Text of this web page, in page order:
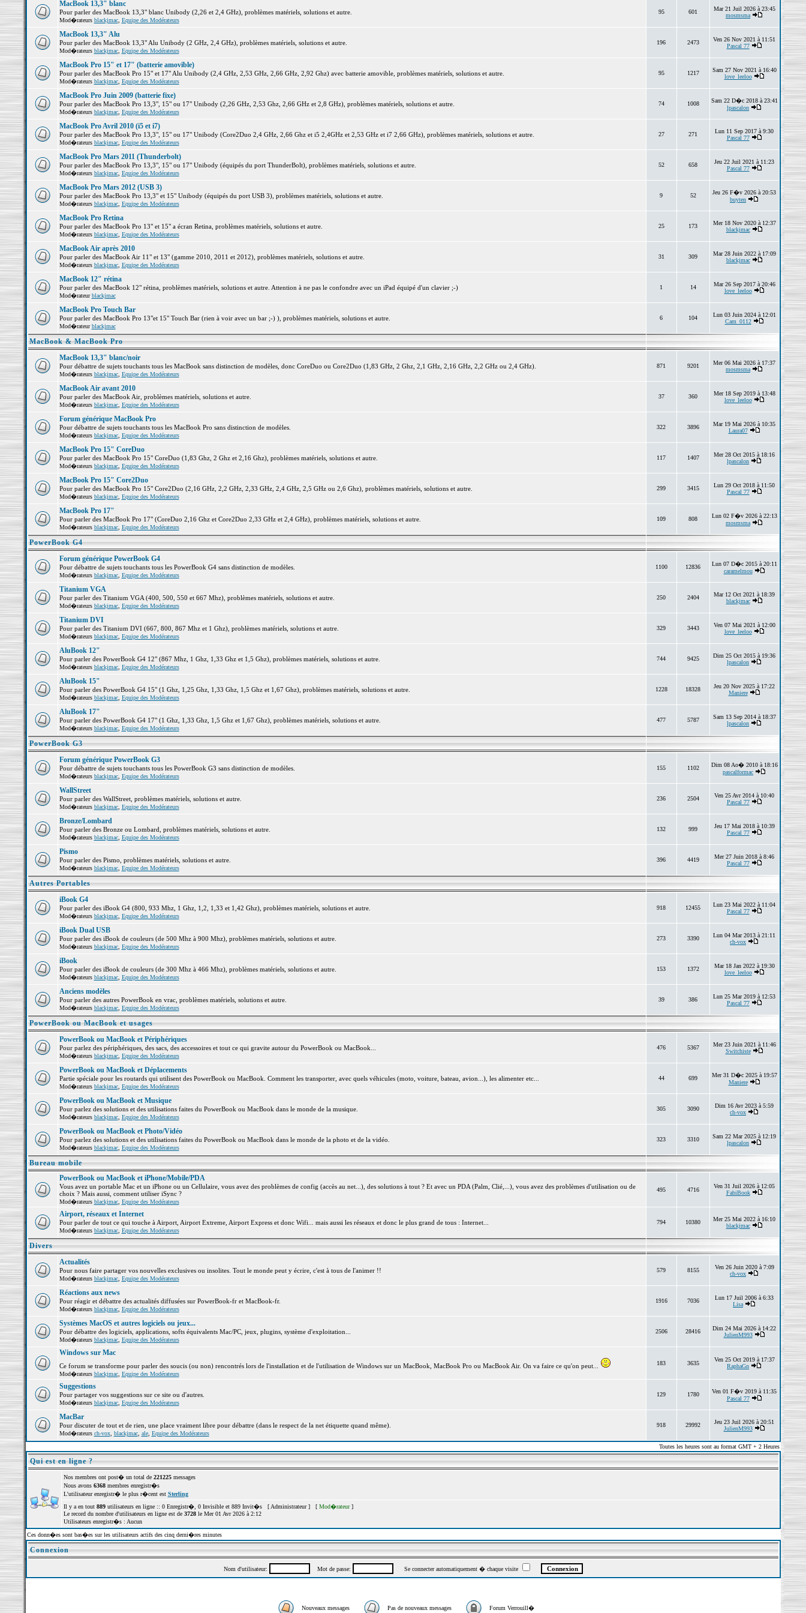
MacBook 13,3" blanc
Pour parler des MacBook 13,3" blanc Unibody (2,26 et 2,4 GHz), problèmes matériels, solutions et autre.
Mod�rateurs blackjmac, Equipe des Modérateurs
95 601
Mar 21 Juil 2026 à 23:45
mosmsma
MacBook 13,3" Alu
Pour parler des MacBook 13,3" Alu Unibody (2 GHz, 2,4 GHz), problèmes matériels, solutions et autre.
Mod�rateurs blackjmac, Equipe des Modérateurs
196 2473
Ven 26 Nov 2021 à 11:51
Pascal 77
MacBook Pro 15" et 17" (batterie amovible)
Pour parler des MacBook Pro 15" et 17" Alu Unibody (2,4 GHz, 2,53 GHz, 2,66 GHz, 2,92 Ghz) avec batterie amovible, problèmes matériels, solutions et autre.
Mod�rateurs blackjmac, Equipe des Modérateurs
95 1217
Sam 27 Nov 2021 à 16:40
love_leeloo
MacBook Pro Juin 2009 (batterie fixe)
Pour parler des MacBook Pro 13,3", 15" ou 17" Unibody (2,26 GHz, 2,53 Ghz, 2,66 GHz et 2,8 GHz), problèmes matériels, solutions et autre.
Mod�rateurs blackjmac, Equipe des Modérateurs
74 1008
Sam 22 D�c 2018 à 23:41
lpascalon
MacBook Pro Avril 2010 (i5 et i7)
Pour parler des MacBook Pro 13,3", 15" ou 17" Unibody (Core2Duo 2,4 GHz, 2,66 Ghz et i5 2,4GHz et 2,53 GHz et i7 2,66 GHz), problèmes matériels, solutions et autre.
Mod�rateurs blackjmac, Equipe des Modérateurs
27 271
Lun 11 Sep 2017 à 9:30
Pascal 77
MacBook Pro Mars 2011 (Thunderbolt)
Pour parler des MacBook Pro 13,3", 15" ou 17" Unibody (équipés du port ThunderBolt), problèmes matériels, solutions et autre.
Mod�rateurs blackjmac, Equipe des Modérateurs
52 658
Jeu 22 Juil 2021 à 11:23
Pascal 77
MacBook Pro Mars 2012 (USB 3)
Pour parler des MacBook Pro 13,3" et 15" Unibody (équipés du port USB 3), problèmes matériels, solutions et autre.
Mod�rateurs blackjmac, Equipe des Modérateurs
9 52
Jeu 26 F�v 2026 à 20:53
buyten
MacBook Pro Retina
Pour parler des MacBook Pro 13" et 15" a écran Retina, problèmes matériels, solutions et autre.
Mod�rateurs blackjmac, Equipe des Modérateurs
25 173
Mer 18 Nov 2020 à 12:37
blackjmac
MacBook Air après 2010
Pour parler des MacBook Air 11" et 13" (gamme 2010, 2011 et 2012), problèmes matériels, solutions et autre.
Mod�rateurs blackjmac, Equipe des Modérateurs
31 309
Mar 28 Juin 2022 à 17:09
blackjmac
MacBook 12" rétina
Pour parler des MacBook 12" rétina, problèmes matériels, solutions et autre. Attention à ne pas le confondre avec un iPad équipé d'un clavier ;-)
Mod�rateurblackjmac
1 14
Mar 26 Sep 2017 à 20:46
love_leeloo
MacBook Pro Touch Bar
Pour parler des MacBook Pro 13"et 15" Touch Bar (rien à voir avec un bar ;-) ), problèmes matériels, solutions et autre.
Mod�rateurblackjmac
6 104
Lun 03 Juin 2024 à 12:01
Cam_0112
MacBook & MacBook Pro
MacBook 13,3" blanc/noir
Pour débattre de sujets touchants tous les MacBook sans distinction de modèles, donc CoreDuo ou Core2Duo (1,83 GHz, 2 Ghz, 2,1 GHz, 2,16 GHz, 2,2 GHz ou 2,4 GHz).
Mod�rateurs blackjmac, Equipe des Modérateurs
871 9201
Mer 06 Mai 2026 à 17:37
mosmsma
MacBook Air avant 2010
Pour parler des MacBook Air, problèmes matériels, solutions et autre.
Mod�rateurs blackjmac, Equipe des Modérateurs
37 360
Mer 18 Sep 2019 à 13:48
love_leeloo
Forum générique MacBook Pro
Pour débattre de sujets touchants tous les MacBook Pro sans distinction de modèles.
Mod�rateurs blackjmac, Equipe des Modérateurs
322 3896
Mar 19 Mai 2026 à 10:35
Laura07
MacBook Pro 15" CoreDuo
Pour parler des MacBook Pro 15" CoreDuo (1,83 Ghz, 2 Ghz et 2,16 Ghz), problèmes matériels, solutions et autre.
Mod�rateurs blackjmac, Equipe des Modérateurs
117 1407
Mer 28 Oct 2015 à 18:16
lpascalon
MacBook Pro 15" Core2Duo
Pour parler des MacBook Pro 15" Core2Duo (2,16 GHz, 2,2 GHz, 2,33 GHz, 2,4 GHz, 2,5 GHz ou 2,6 Ghz), problèmes matériels, solutions et autre.
Mod�rateurs blackjmac, Equipe des Modérateurs
299 3415
Lun 29 Oct 2018 à 11:50
Pascal 77
MacBook Pro 17"
Pour parler des MacBook Pro 17" (CoreDuo 2,16 Ghz et Core2Duo 2,33 GHz et 2,4 GHz), problèmes matériels, solutions et autre.
Mod�rateurs blackjmac, Equipe des Modérateurs
109 808
Lun 02 F�v 2026 à 22:13
mosmsma
PowerBook G4
Forum générique PowerBook G4
Pour débattre de sujets touchants tous les PowerBook G4 sans distinction de modèles.
Mod�rateurs blackjmac, Equipe des Modérateurs
1100 12836
Lun 07 D�c 2015 à 20:11
caramelmou
Titanium VGA
Pour parler des Titanium VGA (400, 500, 550 et 667 Mhz), problèmes matériels, solutions et autre.
Mod�rateurs blackjmac, Equipe des Modérateurs
250 2404
Mar 12 Oct 2021 à 18:39
blackjmac
Titanium DVI
Pour parler des Titanium DVI (667, 800, 867 Mhz et 1 Ghz), problèmes matériels, solutions et autre.
Mod�rateurs blackjmac, Equipe des Modérateurs
329 3443
Ven 07 Mai 2021 à 12:00
love_leeloo
AluBook 12"
Pour parler des PowerBook G4 12" (867 Mhz, 1 Ghz, 1,33 Ghz et 1,5 Ghz), problèmes matériels, solutions et autre.
Mod�rateurs blackjmac, Equipe des Modérateurs
744 9425
Dim 25 Oct 2015 à 19:36
lpascalon
AluBook 15"
Pour parler des PowerBook G4 15" (1 Ghz, 1,25 Ghz, 1,33 Ghz, 1,5 Ghz et 1,67 Ghz), problèmes matériels, solutions et autre.
Mod�rateurs blackjmac, Equipe des Modérateurs
1228 18328
Jeu 20 Nov 2025 à 17:22
Maniere
AluBook 17"
Pour parler des PowerBook G4 17" (1 Ghz, 1,33 Ghz, 1,5 Ghz et 1,67 Ghz), problèmes matériels, solutions et autre.
Mod�rateurs blackjmac, Equipe des Modérateurs
477 5787
Sam 13 Sep 2014 à 18:37
lpascalon
PowerBook G3
Forum générique PowerBook G3
Pour débattre de sujets touchants tous les PowerBook G3 sans distinction de modèles.
Mod�rateurs blackjmac, Equipe des Modérateurs
155 1102
Dim 08 Ao� 2010 à 18:16
pascalformac
WallStreet
Pour parler des WallStreet, problèmes matériels, solutions et autre.
Mod�rateurs blackjmac, Equipe des Modérateurs
236 2504
Ven 25 Avr 2014 à 10:40
Pascal 77
Bronze/Lombard
Pour parler des Bronze ou Lombard, problèmes matériels, solutions et autre.
Mod�rateurs blackjmac, Equipe des Modérateurs
132 999
Jeu 17 Mai 2018 à 10:39
Pascal 77
Pismo
Pour parler des Pismo, problèmes matériels, solutions et autre.
Mod�rateurs blackjmac, Equipe des Modérateurs
396 4419
Mer 27 Juin 2018 à 8:46
Pascal 77
Autres Portables
iBook G4
Pour parler des iBook G4 (800, 933 Mhz, 1 Ghz, 1,2, 1,33 et 1,42 Ghz), problèmes matériels, solutions et autre.
Mod�rateurs blackjmac, Equipe des Modérateurs
918 12455
Lun 23 Mai 2022 à 11:04
Pascal 77
iBook Dual USB
Pour parler des iBook de couleurs (de 500 Mhz à 900 Mhz), problèmes matériels, solutions et autre.
Mod�rateurs blackjmac, Equipe des Modérateurs
273 3390
Lun 04 Mar 2013 à 21:11
ch-vox
iBook
Pour parler des iBook de couleurs (de 300 Mhz à 466 Mhz), problèmes matériels, solutions et autre.
Mod�rateurs blackjmac, Equipe des Modérateurs
153 1372
Mar 18 Jan 2022 à 19:30
love_leeloo
Anciens modèles
Pour parler des autres PowerBook en vrac, problèmes matériels, solutions et autre.
Mod�rateurs blackjmac, Equipe des Modérateurs
39 386
Lun 25 Mar 2019 à 12:53
Pascal 77
PowerBook ou MacBook et usages
PowerBook ou MacBook et Périphériques
Pour parlez des périphériques, des sacs, des accessoires et tout ce qui gravite autour du PowerBook ou MacBook...
Mod�rateurs blackjmac, Equipe des Modérateurs
476 5367
Mer 23 Juin 2021 à 11:46
Switchiste
PowerBook ou MacBook et Déplacements
Partie spéciale pour les routards qui utilisent des PowerBook ou MacBook. Comment les transporter, avec quels véhicules (moto, voiture, bateau, avion...), les alimenter etc...
Mod�rateurs blackjmac, Equipe des Modérateurs
44 699
Mer 31 D�c 2025 à 19:57
Maniere
PowerBook ou MacBook et Musique
Pour parlez des solutions et des utilisations faites du PowerBook ou MacBook dans le monde de la musique.
Mod�rateurs blackjmac, Equipe des Modérateurs
305 3090
Dim 16 Avr 2023 à 5:59
ch-vox
PowerBook ou MacBook et Photo/Vidéo
Pour parlez des solutions et des utilisations faites du PowerBook ou MacBook dans le monde de la photo et de la vidéo.
Mod�rateurs blackjmac, Equipe des Modérateurs
323 3310
Sam 22 Mar 2025 à 12:19
lpascalon
Bureau mobile
PowerBook ou MacBook et iPhone/Mobile/PDA
Vous avez un portable Mac et un iPhone ou un Cellulaire, vous avez des problèmes de config (accès au net...), des solutions à tout ? Et avec un PDA (Palm, Clié,...), vous avez des problèmes d'utilisation ou de
choix ? Mais aussi, comment utiliser iSync ?
Mod�rateurs blackjmac, Equipe des Modérateurs
495 4716
Ven 31 Juil 2026 à 12:05
FabiBook
Airport, réseaux et Internet
Pour parler de tout ce qui touche à Airport, Airport Extreme, Airport Express et donc Wifi... mais aussi les réseaux et donc le plus grand de tous : Internet...
Mod�rateurs blackjmac, Equipe des Modérateurs
794 10380
Mer 25 Mai 2022 à 16:10
blackjmac
Divers
Actualités
Pour nous faire partager vos nouvelles exclusives ou insolites. Tout le monde peut y écrire, c'est à tous de l'animer !!
Mod�rateurs blackjmac, Equipe des Modérateurs
579 8155
Ven 26 Juin 2020 à 7:09
ch-vox
Réactions aux news
Pour réagir et débattre des actualités diffusées sur PowerBook-fr et MacBook-fr.
Mod�rateurs blackjmac, Equipe des Modérateurs
1916 7036
Lun 17 Juil 2006 à 6:33
Lisa
Systèmes MacOS et autres logiciels ou jeux...
Pour débattre des logiciels, applications, softs équivalents Mac/PC, jeux, plugins, système d'exploitation...
Mod�rateurs blackjmac, Equipe des Modérateurs
2506 28416
Dim 24 Mai 2026 à 14:22
JulienM993
Windows sur Mac
Ce forum se transforme pour parler des soucis (ou non) rencontrés lors de l'installation et de l'utilisation de Windows sur un MacBook, MacBook Pro ou MacBook Air. On va faire ce qu'on peut...
Mod�rateurs blackjmac, Equipe des Modérateurs
183 3635
Ven 25 Oct 2019 à 17:37
RaphaGn
Suggestions
Pour partager vos suggestions sur ce site ou d'autres.
Mod�rateurs blackjmac, Equipe des Modérateurs
129 1780
Ven 01 F�v 2019 à 11:35
Pascal 77
MacBar
Pour discuter de tout et de rien, une place vraiment libre pour débattre (dans le respect de la net étiquette quand même).
Mod�rateurs ch-vox, blackjmac, ale, Equipe des Modérateurs
918 29992
Jeu 23 Juil 2026 à 20:51
JulienM993
Toutes les heures sont au format GMT + 2 Heures
Qui est en ligne ?
Nos membres ont post� un total de 221225messages
Nous avons 6368membres enregistr�s
L'utilisateur enregistr� le plus r�cent est Sterling
Il y a en tout 889utilisateurs en ligne :: 0 Enregistr�, 0 Invisible et 889 Invit�s [ Administrateur] [ Mod�rateur]
Le record du nombre d'utilisateurs en ligne est de 3728le Mer 01 Avr 2026 à 2:12
Utilisateurs enregistr�s : Aucun
Ces donn�es sont bas�es sur les utilisateurs actifs des cinq derni�res minutes
Connexion
Nom d'utilisateur: Mot de passe: Se connecter automatiquement � chaque visite
Nouveaux messages Pas de nouveaux messages Forum Verrouill�